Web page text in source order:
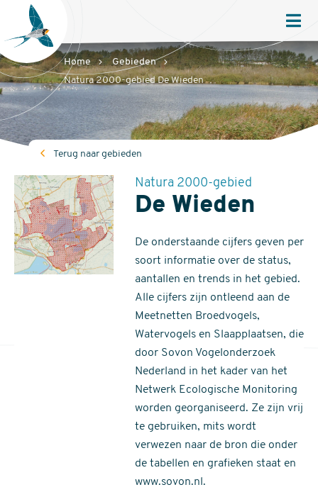
Sovon
Homepage
Home
Gebieden
Natura 2000-gebied De Wieden
Terug naar gebieden
Natura 2000-gebied
De Wieden
De onderstaande cijfers geven per
soort informatie over de status,
aantallen en trends in het gebied.
Alle cijfers zijn ontleend aan de
Meetnetten Broedvogels,
Watervogels en Slaapplaatsen, die
door Sovon Vogelonderzoek
Nederland in het kader van het
Netwerk Ecologische Monitoring
worden georganiseerd. Ze zijn vrij
te gebruiken, mits wordt
verwezen naar de bron die onder
de tabellen en grafieken staat en
www.sovon.nl.